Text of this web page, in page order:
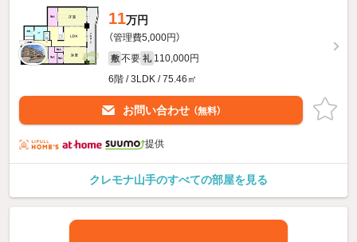
11万円
（管理費5,000円）
敷 不要 礼 110,000円
6階 / 3LDK / 75.46㎡
お問い合わせ （無料）
提供
クレモナ山手のすべての部屋を見る